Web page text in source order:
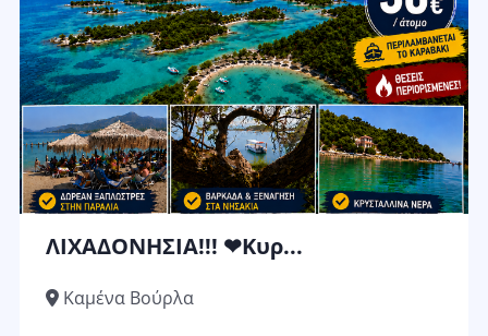
ΛΙΧΑΔΟΝΗΣΙΑ!!! ❤Κυρ...
Καμένα Βούρλα